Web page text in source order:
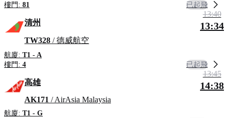
樓門: 81 已起飛
清州
TW328 / 德威航空
航廈: T1 - A
樓門: 4
13:40
13:34
已起飛
高雄
AK171 / AirAsia Malaysia
航廈: T1 - G
13:45
14:38